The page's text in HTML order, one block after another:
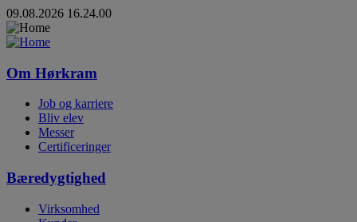
09.08.2026 16.24.00
Om Hørkram
Job og karriere
Bliv elev
Messer
Certificeringer
Bæredygtighed
Virksomhed